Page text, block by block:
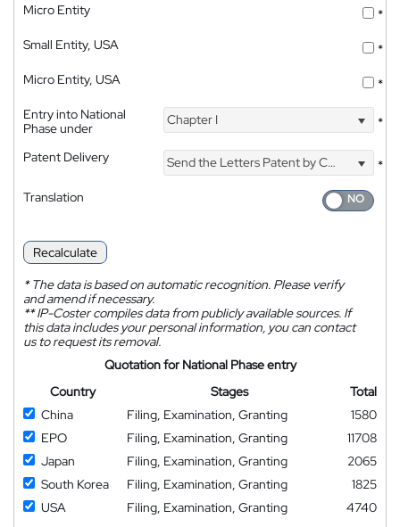
Micro Entity
*
Small Entity, USA
*
Micro Entity, USA
*
Entry into National
Phase under
Chapter I *
Patent Delivery Send the Letters Patent by Courier
*
Translation
Recalculate
*The data is based on automatic recognition. Please verify
and amend if necessary.
**IP-Coster compiles data from publicly available sources. If
this data includes your personal information, you can contact
us to request its removal.
Quotation for National Phase entry
Country
Stages
Total
China
Filing, Examination, Granting
1580
EPO
Filing, Examination, Granting
11708
Japan
Filing, Examination, Granting
2065
South Korea
Filing, Examination, Granting
1825
USA
Filing, Examination, Granting 4740